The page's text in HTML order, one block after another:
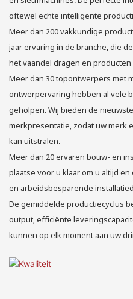
oftewel echte intelligente
Meer dan 200 vakkundige
jaar ervaring in de branche, die
het vaandel dragen en
Meer dan 30 topontwerpers met
ontwerpervaring hebben al vele
geholpen. Wij bieden de
merkpresentatie, zodat uw merk
kan uitstralen.
Meer dan 20 ervaren bouw- en
plaatse voor u klaar om u altijd
en arbeidsbesparende
De gemiddelde productiecyclus
output, efficiënte
kunnen op elk moment aan uw